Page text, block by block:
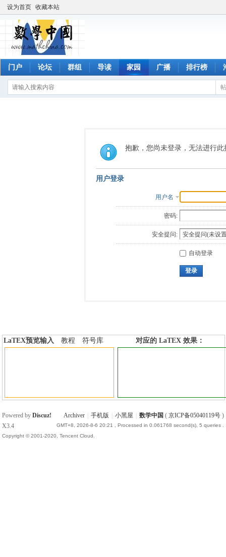
设为首页 收藏本站
门户 论坛 群组 导读 家园 广播 排行榜
抱歉，您尚未登录，无法进行此
用户登录
用户名
密码:
安全提问:
自动登录
登录
LaTEX预览输入 教程
符号库
对应的 LaTEX 效果：
Archiver 手机版 小黑屋 数学中国 ( 京ICP备05040119号)
GMT+8, 2026-8-6 20:21 , Processed in 0.061768 second(s), 5 queries .
Powered byDiscuz!
X3.4
Copyright © 2001-2020, Tencent Cloud.